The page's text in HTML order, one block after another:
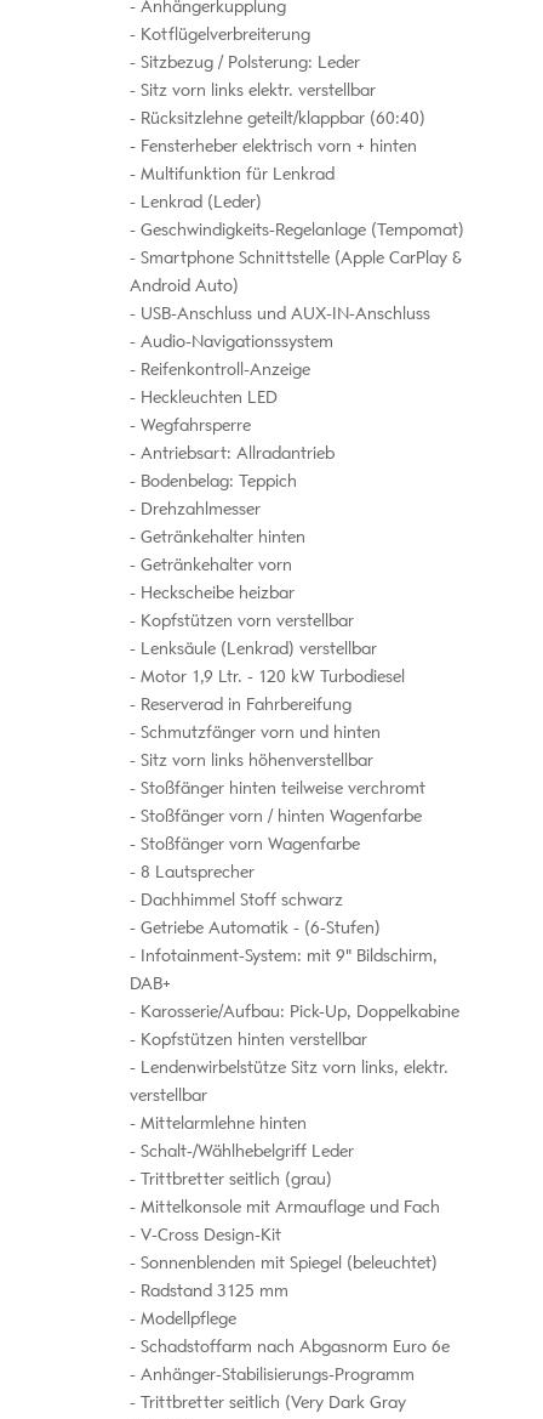
Anhängerkupplung
Kotflügelverbreiterung
Sitzbezug / Polsterung: Leder
Sitz vorn links elektr. verstellbar
Rücksitzlehne geteilt/klappbar (60:40)
Fensterheber elektrisch vorn + hinten
Multifunktion für Lenkrad
Lenkrad (Leder)
Geschwindigkeits-Regelanlage (Tempomat)
Smartphone Schnittstelle (Apple CarPlay &
Android Auto)
USB-Anschluss und AUX-IN-Anschluss
Audio-Navigationssystem
Reifenkontroll-Anzeige
Heckleuchten LED
Wegfahrsperre
Antriebsart: Allradantrieb
Bodenbelag: Teppich
Drehzahlmesser
Getränkehalter hinten
Getränkehalter vorn
Heckscheibe heizbar
Kopfstützen vorn verstellbar
Lenksäule (Lenkrad) verstellbar
Motor 1,9 Ltr. - 120 kW Turbodiesel
Reserverad in Fahrbereifung
Schmutzfänger vorn und hinten
Sitz vorn links höhenverstellbar
Stoßfänger hinten teilweise verchromt
Stoßfänger vorn / hinten Wagenfarbe
Stoßfänger vorn Wagenfarbe
8 Lautsprecher
Dachhimmel Stoff schwarz
Getriebe Automatik - (6-Stufen)
Infotainment-System: mit 9" Bildschirm,
DAB+
Karosserie/Aufbau: Pick-Up, Doppelkabine
Kopfstützen hinten verstellbar
Lendenwirbelstütze Sitz vorn links, elektr.
verstellbar
Mittelarmlehne hinten
Schalt-/Wählhebelgriff Leder
Trittbretter seitlich (grau)
Mittelkonsole mit Armauflage und Fach
V-Cross Design-Kit
Sonnenblenden mit Spiegel (beleuchtet)
Radstand 3125 mm
Modellpflege
Schadstoffarm nach Abgasnorm Euro 6e
Anhänger-Stabilisierungs-Programm
Trittbretter seitlich (Very Dark Gray